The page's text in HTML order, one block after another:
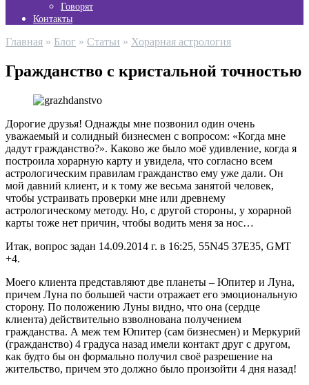
Говорят
Контакты
Главная » Блог » Статьи » Хорарная астрология
Гражданство с кристальной точностью
Дорогие друзья! Однажды мне позвонил один очень
уважаемый и солидный бизнесмен с вопросом: «Когда мне
дадут гражданство?». Каково же было моё удивление, когда я
построила хорарную карту и увидела, что согласно всем
астрологическим правилам гражданство ему уже дали. Он
мой давний клиент, и к тому же весьма занятой человек,
чтобы устраивать проверки мне или древнему
астрологическому методу. Но, с другой стороны, у хорарной
карты тоже нет причин, чтобы водить меня за нос…
Итак, вопрос задан 14.09.2014 г. в 16:25, 55N45 37E35, GMT
+4.
Моего клиента представляют две планеты – Юпитер и Луна,
причем Луна по большей части отражает его эмоциональную
сторону. По положению Луны видно, что она (сердце
клиента) действительно взволнована получением
гражданства. А меж тем Юпитер (сам бизнесмен) и Меркурий
(гражданство) 4 градуса назад имели контакт друг с другом,
как будто бы он формально получил своё разрешение на
жительство, причем это должно было произойти 4 дня назад!